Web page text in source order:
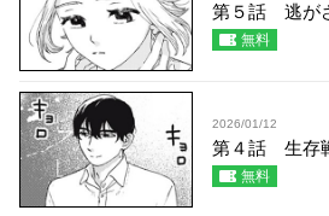
第５話 逃が
無料
2026/01/12
第４話 生存
無料